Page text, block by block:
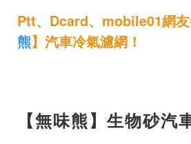
Ptt、Dcard、mobile01網
熊】汽車冷氣濾網！
【無味熊】生物砂汽